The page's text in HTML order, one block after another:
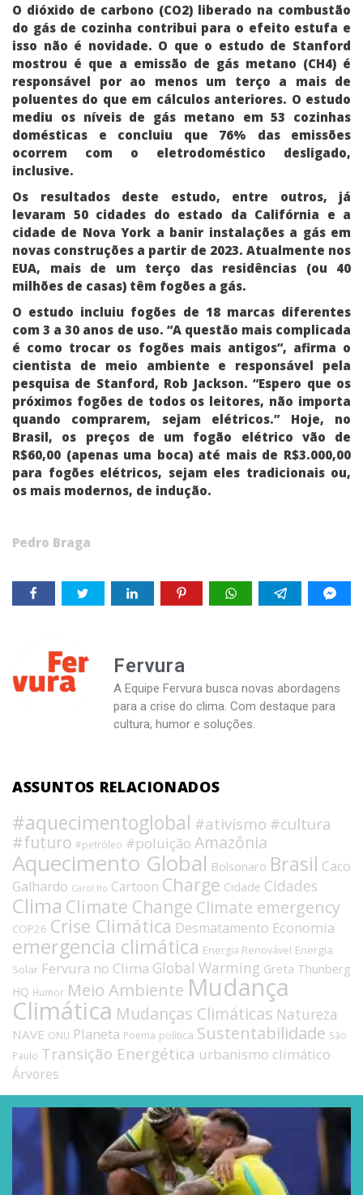
O dióxido de carbono (CO2) liberado na combustão
do gás de cozinha contribui para o efeito estufa e
isso não é novidade. O que o estudo de Stanford
mostrou é que a emissão de gás metano (CH4) é
responsável por ao menos um terço a mais de
poluentes do que em cálculos anteriores. O estudo
mediu os níveis de gás metano em 53 cozinhas
domésticas e concluiu que 76% das emissões
ocorrem com o eletrodoméstico desligado,
inclusive.
Os resultados deste estudo, entre outros, já
levaram 50 cidades do estado da Califórnia e a
cidade de Nova York a banir instalações a gás em
novas construções a partir de 2023. Atualmente nos
EUA, mais de um terço das residências (ou 40
milhões de casas) têm fogões a gás.
O estudo incluiu fogões de 18 marcas diferentes
com 3 a 30 anos de uso. “A questão mais complicada
é como trocar os fogões mais antigos”, afirma o
cientista de meio ambiente e responsável pela
pesquisa de Stanford, Rob Jackson. “Espero que os
próximos fogões de todos os leitores, não importa
quando comprarem, sejam elétricos.” Hoje, no
Brasil, os preços de um fogão elétrico vão de
R$60,00 (apenas uma boca) até mais de R$3.000,00
para fogões elétricos, sejam eles tradicionais ou,
os mais modernos, de indução.
Pedro Braga
Fervura
A Equipe Fervura busca novas abordagens
para a crise do clima. Com destaque para
cultura, humor e soluções.
ASSUNTOS RELACIONADOS
#aquecimentoglobal #ativismo #cultura
#futuro #petróleo #poluição Amazônia
Aquecimento Global Bolsonaro Brasil Caco
Galhardo Carol Ito Cartoon Charge Cidade Cidades
Clima Climate Change Climate emergency
COP26 Crise Climática Desmatamento Economia
emergencia climática Energia Renovável Energia
Solar Fervura no Clima Global Warming Greta Thunberg
HQ Humor Meio Ambiente Mudança
Climática Mudanças Climáticas Natureza
NAVE ONU Planeta Poema política Sustentabilidade São
Paulo Transição Energética urbanismo climático
Árvores